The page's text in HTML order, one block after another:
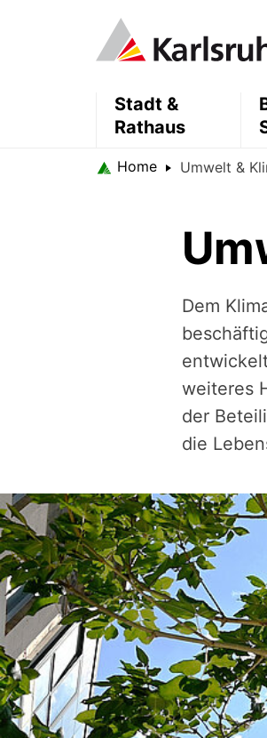
Stadt &
Rathaus
Home Umwelt &
Dem
weiteres
der
die